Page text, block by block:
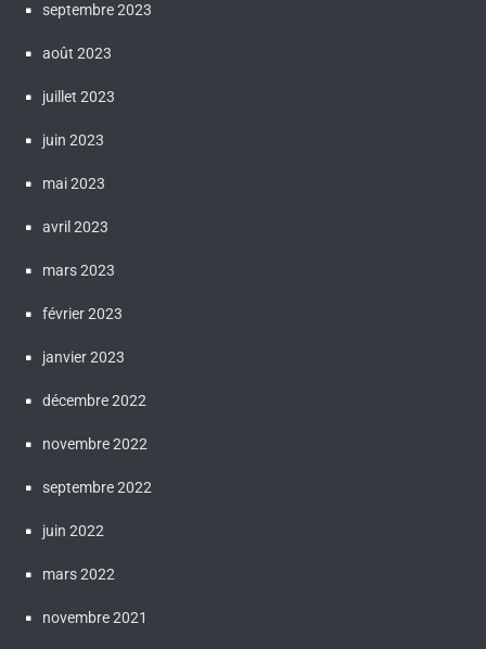
septembre 2023
août 2023
juillet 2023
juin 2023
mai 2023
avril 2023
mars 2023
février 2023
janvier 2023
décembre 2022
novembre 2022
septembre 2022
juin 2022
mars 2022
novembre 2021